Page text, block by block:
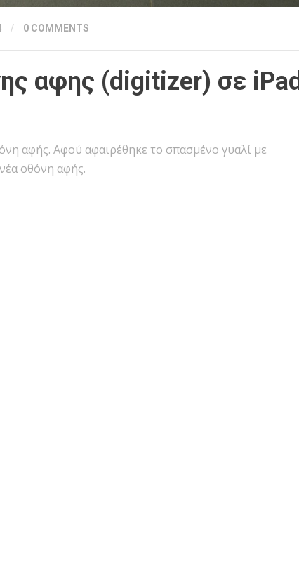
/ 0 COMMENTS
αφης (digitizer) σε iPad
αφής. Αφού αφαιρέθηκε το σπασμένο γυαλί με
οθόνη αφής.